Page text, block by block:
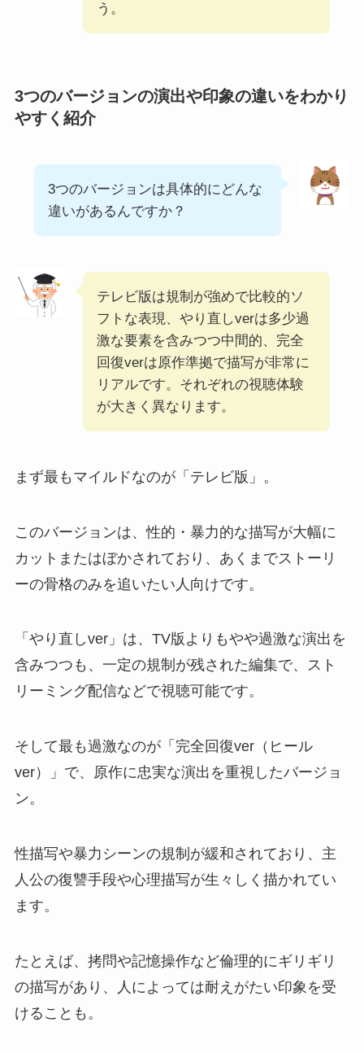
う。
3つのバージョンの演出や印象の違いをわかり
やすく紹介
3つのバージョンは具体的にどんな
違いがあるんですか？
テレビ版は規制が強めで比較的ソ
フトな表現、やり直しverは多少過
激な要素を含みつつ中間的、完全
回復verは原作準拠で描写が非常に
リアルです。それぞれの視聴体験
が大きく異なります。
まず最もマイルドなのが「テレビ版」。
このバージョンは、性的・暴力的な描写が大幅に
カットまたはぼかされており、あくまでストーリ
ーの骨格のみを追いたい人向けです。
「やり直しver」は、TV版よりもやや過激な演出を
含みつつも、一定の規制が残された編集で、スト
リーミング配信などで視聴可能です。
そして最も過激なのが「完全回復ver（ヒール
ver）」で、原作に忠実な演出を重視したバージョ
ン。
性描写や暴力シーンの規制が緩和されており、主
人公の復讐手段や心理描写が生々しく描かれてい
ます。
たとえば、拷問や記憶操作など倫理的にギリギリ
の描写があり、人によっては耐えがたい印象を受
けることも。